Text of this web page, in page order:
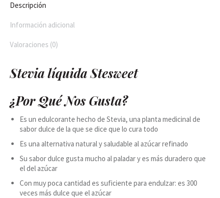
Descripción
Información adicional
Valoraciones (0)
Stevia líquida Stesweet
¿Por Qué Nos Gusta?
Es un edulcorante hecho de Stevia, una planta medicinal de
sabor dulce de la que se dice que lo cura todo
Es una alternativa natural y saludable al azúcar refinado
Su sabor dulce gusta mucho al paladar y es más duradero que
el del azúcar
Con muy poca cantidad es suficiente para endulzar: es 300
veces más dulce que el azúcar